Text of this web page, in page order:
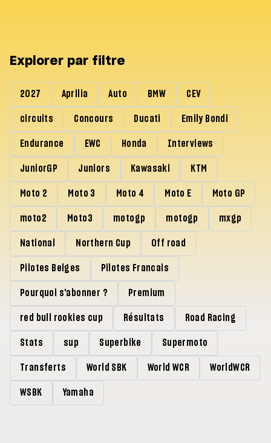
Explorer par filtre
2027 Aprilia Auto BMW CEV
circuits Concours Ducati Emily Bondi
Endurance EWC Honda Interviews
JuniorGP Juniors Kawasaki KTM
Moto 2 Moto 3 Moto 4 Moto E Moto GP
moto2 Moto3 motogp motogp mxgp
National Northern Cup Off road
Pilotes Belges Pilotes Francais
Pourquoi s'abonner ? Premium
red bull rookies cup Résultats Road Racing
Stats sup Superbike Supermoto
Transferts World SBK World WCR WorldWCR
WSBK Yamaha